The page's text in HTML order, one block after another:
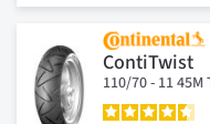
ContiTwist
110/70 - 11 45M